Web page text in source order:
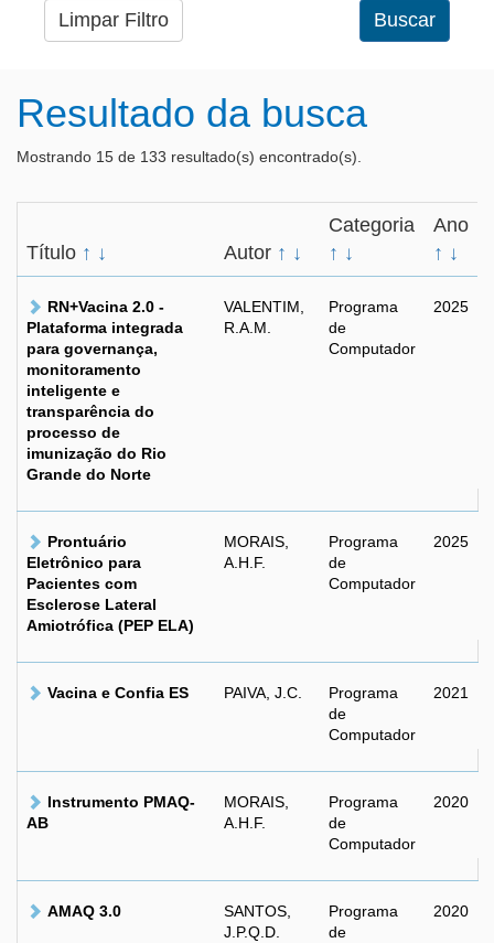
Limpar Filtro Buscar
Resultado da busca
Mostrando 15 de 133 resultado(s) encontrado(s).
Título ↑ ↓ Autor ↑ ↓
Categoria
↑ ↓
Ano
↑ ↓
RN+Vacina 2.0 -
Plataforma integrada
para governança,
monitoramento
inteligente e
transparência do
processo de
imunização do Rio
Grande do Norte
VALENTIM,
R.A.M.
Programa
de
Computador
2025
Prontuário
Eletrônico para
Pacientes com
Esclerose Lateral
Amiotrófica (PEP ELA)
MORAIS,
A.H.F.
Programa
de
Computador
2025
Vacina e Confia ES PAIVA, J.C.
Programa
de
Computador
2021
Instrumento PMAQ-
AB
MORAIS,
A.H.F.
Programa
de
Computador
2020
AMAQ 3.0
SANTOS,
J.P.Q.D.
Programa
de
2020